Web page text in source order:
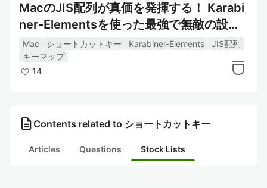
MacのJIS配列が真価を発揮する！ Karabi
ner-Elementsを使った最強で無敵の設定
《 キーマップ概説 》
Mac ショートカットキー Karabiner-Elements
JIS配列
キーマップ
14
description Contents related to ショートカットキー
Articles Questions Stock Lists